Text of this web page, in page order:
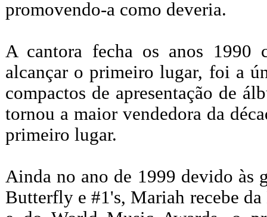
promovendo-a como deveria.
A cantora fecha os anos 1990
alcançar o primeiro lugar, foi a
compactos de apresentação de
tornou a maior vendedora da
primeiro lugar.
Ainda no ano de 1999 devido às
Butterfly e #1's, Mariah recebe